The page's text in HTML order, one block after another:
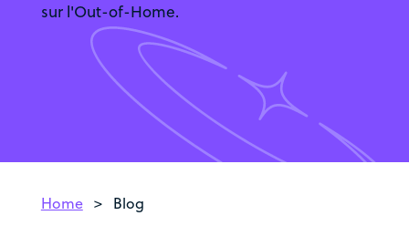
sur l'Out-of-Home.
Home> Blog